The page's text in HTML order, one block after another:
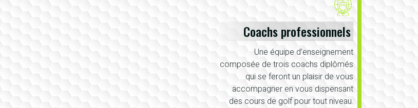
Coachs professionnels
Une équipe d’enseignement
composée de trois coachs diplômés
qui se feront un plaisir de vous
accompagner en vous dispensant
des cours de golf pour tout niveau.